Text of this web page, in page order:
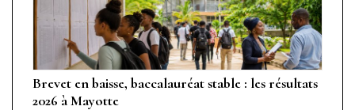
Brevet en baisse, baccalauréat stable : les résultats
2026 à Mayotte